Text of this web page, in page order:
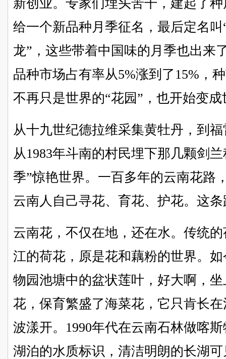
新创业。专家们埋头苦干，建起了
给一个新品种月季征名，最后定名叫
龙”，这些带着中国味的月季也出来
品种市场占有率从5%涨到了15%，
不再只是世界的“花园”，也开始变
从十九世纪德拉维采集黄牡丹，到
从1983年斗南的村民埋下那几颗剑
季”惊艳世界。一百多年的云南花路
云南人自己寻花、育花、护花。这
云南花，不仅在地，还在水。传统
江的荷花，原是花和藕粉的世界。
物园池塘中的盆状莲叶，好大啊，
花，保育繁盛了海菜花，它只肯长
波漾开。1990年代在云南石林做喀
湖泊的水质标识，清洁明朗的长湖